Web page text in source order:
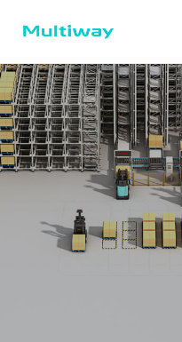
ホームページ
製品技術
応用シーン